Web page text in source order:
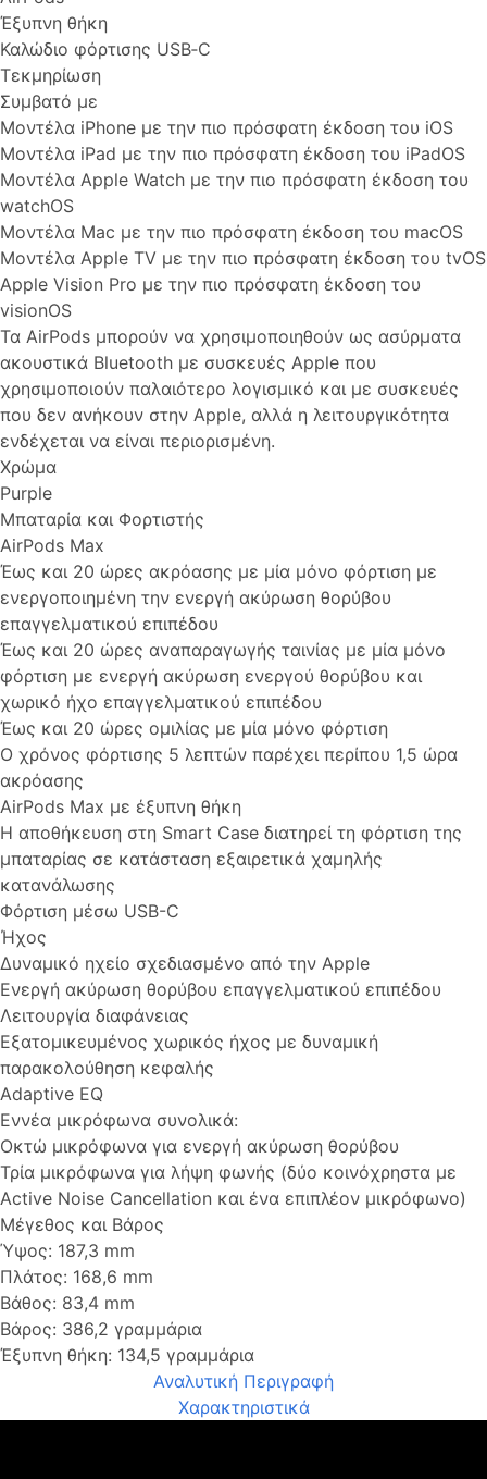
Έξυπνη θήκη
Καλώδιο φόρτισης USB‑C
Τεκμηρίωση
Συμβατό με
Μοντέλα iPhone με την πιο πρόσφατη έκδοση του iOS
Μοντέλα iPad με την πιο πρόσφατη έκδοση του iPadOS
Μοντέλα Apple Watch με την πιο πρόσφατη έκδοση του
watchOS
Μοντέλα Mac με την πιο πρόσφατη έκδοση του macOS
Μοντέλα Apple TV με την πιο πρόσφατη έκδοση του tvOS
Apple Vision Pro με την πιο πρόσφατη έκδοση του
visionOS
Τα AirPods μπορούν να χρησιμοποιηθούν ως ασύρματα
ακουστικά Bluetooth με συσκευές Apple που
χρησιμοποιούν παλαιότερο λογισμικό και με συσκευές
που δεν ανήκουν στην Apple, αλλά η λειτουργικότητα
ενδέχεται να είναι περιορισμένη.
Χρώμα
Purple
Μπαταρία και Φορτιστής
AirPods Max
Έως και 20 ώρες ακρόασης με μία μόνο φόρτιση με
ενεργοποιημένη την ενεργή ακύρωση θορύβου
επαγγελματικού επιπέδου
Έως και 20 ώρες αναπαραγωγής ταινίας με μία μόνο
φόρτιση με ενεργή ακύρωση ενεργού θορύβου και
χωρικό ήχο επαγγελματικού επιπέδου
Έως και 20 ώρες ομιλίας με μία μόνο φόρτιση
Ο χρόνος φόρτισης 5 λεπτών παρέχει περίπου 1,5 ώρα
ακρόασης
AirPods Max με έξυπνη θήκη
Η αποθήκευση στη Smart Case διατηρεί τη φόρτιση της
μπαταρίας σε κατάσταση εξαιρετικά χαμηλής
κατανάλωσης
Φόρτιση μέσω USB-C
Ήχος
Δυναμικό ηχείο σχεδιασμένο από την Apple
Ενεργή ακύρωση θορύβου επαγγελματικού επιπέδου
Λειτουργία διαφάνειας
Εξατομικευμένος χωρικός ήχος με δυναμική
παρακολούθηση κεφαλής
Adaptive EQ
Εννέα μικρόφωνα συνολικά:
Οκτώ μικρόφωνα για ενεργή ακύρωση θορύβου
Τρία μικρόφωνα για λήψη φωνής (δύο κοινόχρηστα με
Active Noise Cancellation και ένα επιπλέον μικρόφωνο)
Μέγεθος και Βάρος
Ύψος: 187,3 mm
Πλάτος: 168,6 mm
Βάθος: 83,4 mm
Βάρος: 386,2 γραμμάρια
Έξυπνη θήκη: 134,5 γραμμάρια
Αναλυτική Περιγραφή
Χαρακτηριστικά